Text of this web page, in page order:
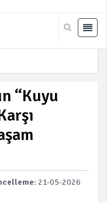
“Kuyu
21-05-2026